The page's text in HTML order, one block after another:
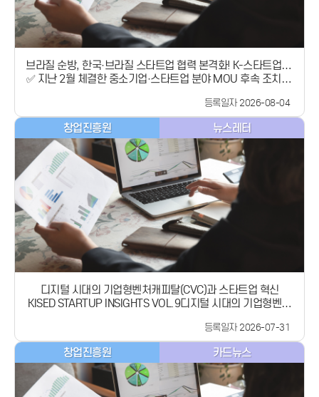
브라질 순방, 한국·브라질 스타트업 협력 본격화! K-스타트업 남
미 진출 지원
✅ 지난 2월 체결한 중소기업·스타트업 분야 MOU 후속 조치 논
‘모두의 창업 프로젝트’, ‘스타트업벤처 캠퍼스(SVC 서울)’, ‘컴업
(COME UP) 2026’ 소개✅ K-스타트업의 브라질·남미 시장 진
출을 위한 정책 지원 강화 중소벤처기업부(장관 직무대행 제1차
관 노용석, 이하 중기부)는 현지시간 7월 28일(화) 브라질 상파
울루에서,노용석 제1차관과 티아쿠 니카시오 페레이라 중소기
업부 차관 등 브라질 대표단이 양자 면담을 갖고,양국 간 중소·
벤처기업 및 스타트업 협력 방안을 논의했다고 밝혔습니다. 이
번 면담은 올해 2월 룰라 브라질 대통령의 국빈 방한 시 체결한
&#39;중소기업 및 스타트업 분야 양해각서(MOU)&#39;의 후
속 조치 이행 방안을 구체화하고, 한국-브라질 정상외교 성과를
중소기업의 실질적인 남미 진출 동력으로 이어가기 위해 마련됐
습니다. 이날 면담에서 양국은 중소기업과 스타트업 경쟁력을
높이기 위한 협력 필요성에 공감하고, ‘중소·벤처기업 공식 협력
채널’을 구축하기로 했습니다. 이와 함께 스타트업 정책 교류를
활성화해 양국 중소·벤처기업이 현지 시장에 안정적으로 진출
할 수 있는 협력 방안 등을 논의했습니다. 이어 노용석 제1차관
은 중기부가 추진하고 있는 &#xff62;모두의 창업 프로젝트
&#xff63;와 함께 최근 개소한 &#39;스타트업벤처 캠퍼스
(SVC 서울)’ 및 글로벌 스타트업 축제인 ‘컴업(COME UP)
2026’을 소개하며 스타트업 분야 정책 교류를 제안했습니다.또
한, 우수한 기술력을 보유한 한국 스타트업과 남미 최대 시장인
브라질 스타트업 생태계가교류할 수 있는 방안에 대해서도 의견
등록일자 2026-08-04
창업진흥원 뉴스레터
디지털 시대의 기업형벤처캐피탈(CVC)과 스타트업 혁신
KISED STARTUP INSIGHTS VOL.9디지털 시대의 기업형벤처
자 환경 변화 속에서 새롭게 재정의되는 CVC의 역할스타트업
의 기술 개발을 넘어 기술 확산과 시장 연결을 촉진하는 전략적
등록일자 2026-07-31
창업진흥원 카드뉴스